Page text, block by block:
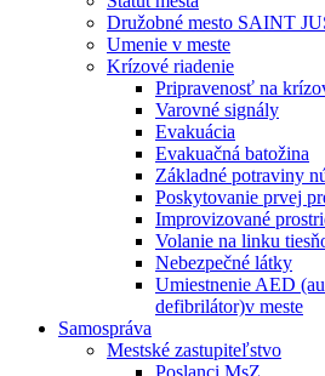
Družobné mesto SAINT
Umenie v meste
Krízové riadenie
Pripravenosť na
Varovné signály
Evakuácia
Evakuačná batožina
Základné potraviny
Poskytovanie prvej
Improvizované
Volanie na linku
Nebezpečné látky
Umiestnenie AED
defibrilátor)v meste
Samospráva
Mestské zastupiteľstvo
Poslanci MsZ